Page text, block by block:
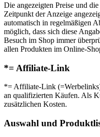
Die angezeigten Preise und
Zeitpunkt der Anzeige
automatisch in regelmäßigen
möglich, dass sich diese
Besuch im Shop immer
allen Produkten im Online-
*= Affiliate-Link
*= Affiliate-Link
an qualifizierten Käufen. Als
zusätzlichen Kosten.
Auswahl und